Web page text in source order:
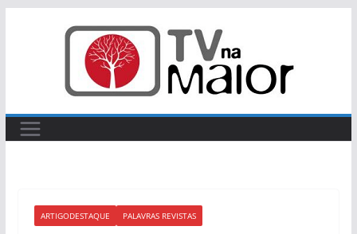
ARTIGODESTAQUE PALAVRAS REVISTAS